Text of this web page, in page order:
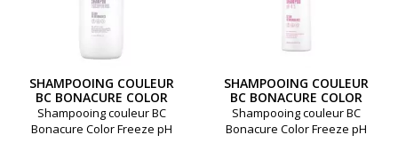
SHAMPOOING COULEUR
BC BONACURE COLOR
FREEZE 1000ML
Shampooing couleur BC
Bonacure Color Freeze pH
SHAMPOOING COULEUR
BC BONACURE COLOR
FREEZE 250ML
Shampooing couleur BC
Bonacure Color Freeze pH